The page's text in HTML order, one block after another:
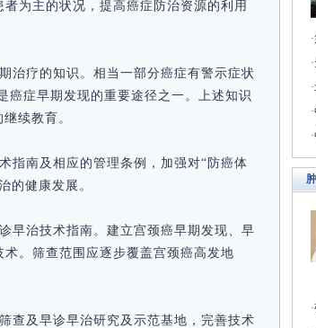
为主的状况，提高癌症防治资源的利用
治疗的知识。相当一部分癌症有警示症状
癌症早期发现的重要途径之一。上述知识
续教育。
指南及相应的管理条例，加强对“防癌体
的健康发展。
早治技术指南。建立宫颈癌早期发现、早
。筛查范围应逐步覆盖宫颈癌高发地
查及早诊早治研究及示范基地，完善技术